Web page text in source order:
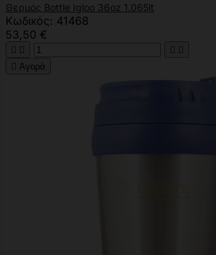
Θερμός Bottle Igloo 36oz 1.065lt
Κωδικός: 41468
53,50 €
   
 Αγορά